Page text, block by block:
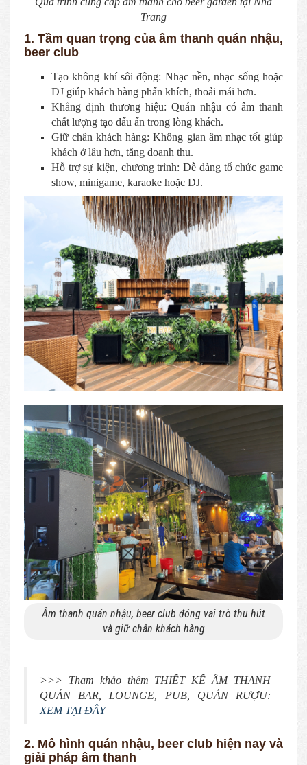
Trang
1. Tầm quan trọng của âm thanh quán nhậu,
beer club
Tạo không khí sôi động: Nhạc nền, nhạc sống hoặc
DJ giúp khách hàng phấn khích, thoải mái hơn.
Khẳng định thương hiệu: Quán nhậu có âm thanh
chất lượng tạo dấu ấn trong lòng khách.
Giữ chân khách hàng: Không gian âm nhạc tốt giúp
khách ở lâu hơn, tăng doanh thu.
Hỗ trợ sự kiện, chương trình: Dễ dàng tổ chức game
show, minigame, karaoke hoặc DJ.
Âm thanh quán nhậu, beer club đóng vai trò thu hút
và giữ chân khách hàng
>>> Tham khảo thêm THIẾT KẾ ÂM THANH
QUÁN BAR, LOUNGE, PUB, QUÁN RƯỢU:
XEM TẠI ĐÂY
2. Mô hình quán nhậu, beer club hiện nay và
giải pháp âm thanh